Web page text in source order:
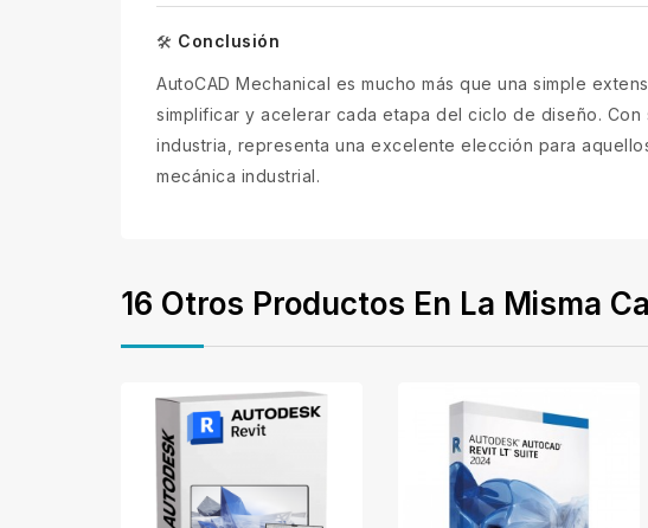
🛠 Conclusión
AutoCAD Mechanical es mucho más que una simple
simplificar y acelerar cada etapa del ciclo de diseño.
industria, representa una excelente elección para
mecánica industrial.
16 Otros Productos En La Misma